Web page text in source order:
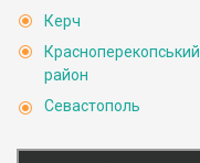
Керч
Красноперекопський
район
Севастополь